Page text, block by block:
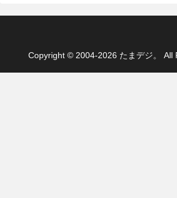
Copyright © 2004-2026 たまデジ。 All